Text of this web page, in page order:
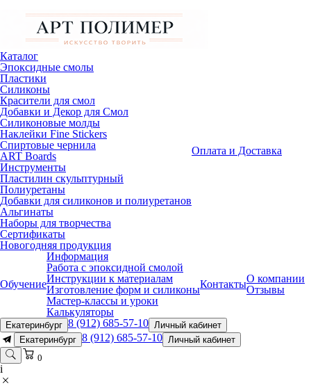
Каталог
Эпоксидные смолы
Пластики
Силиконы
Красители для смол
Добавки и Декор для Смол
Силиконовые молды
Наклейки Fine Stickers
Спиртовые чернила
ART Boards
Инструменты
Пластилин скульптурный
Полиуретаны
Добавки для силиконов и полиуретанов
Альгинаты
Наборы для творчества
Сертификаты
Новогодняя продукция
Оплата и Доставка
Обучение
Информация
Работа с эпоксидной смолой
Инструкции к материалам
Изготовление форм и силиконы
Мастер-классы и уроки
Калькуляторы
КонтактыО компании
Отзывы
Екатеринбург 8 (912) 685-57-10 Личный кабинет
Екатеринбург 8 (912) 685-57-10 Личный кабинет
0
i